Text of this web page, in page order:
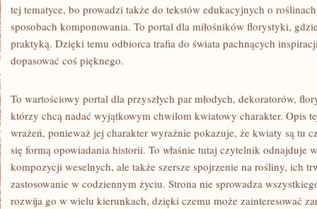
tej tematyce, bo prowadzi także do tekstów edukacyjnych o
sposobach komponowania. To portal dla miłośników florystyki,
praktyką. Dzięki temu odbiorca trafia do świata pachnących
dopasować coś pięknego.
To wartościowy portal dla przyszłych par młodych, dekoratorów,
którzy chcą nadać wyjątkowym chwilom kwiatowy charakter. Opis
wrażeń, ponieważ jej charakter wyraźnie pokazuje, że kwiaty są tu
się formą opowiadania historii. To właśnie tutaj czytelnik odnajduje
kompozycji weselnych, ale także szersze spojrzenie na rośliny, ich
zastosowanie w codziennym życiu. Strona nie sprowadza
rozwija go w wielu kierunkach, dzięki czemu może zainteresować